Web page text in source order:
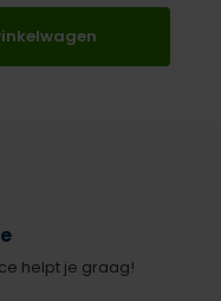
helpt je graag!